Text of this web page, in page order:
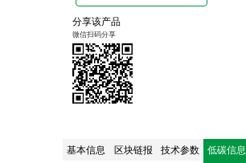
分享该产品
微信扫码分享
基本信息
区块链报
技术参数 低碳信息